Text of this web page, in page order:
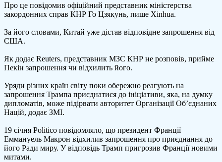
Про це повідомив офіційний представник міністерства
закордонних справ КНР Го Цзякунь, пише Xinhua.
За його словами, Китай уже дістав відповідне запрошення від
США.
Як додає Reuters, представник МЗС КНР не розповів, прийме
Пекін запрошення чи відхилить його.
Уряди різних країн світу поки обережно реагують на
запрошення Трампа приєднатися до ініціативи, яка, на думку
дипломатів, може підірвати авторитет Організації Об’єднаних
Націй, додає ЗМІ.
19 січня Politico повідомляло, що президент Франції
Еммануель Макрон відхилив запрошення про приєднання до
його Ради миру. У відповідь Трамп пригрозив Франції новими
митами.